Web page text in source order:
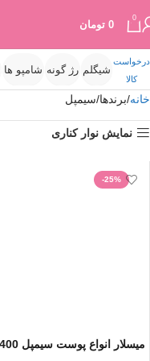
0
0 تومان
درخواست
کالا
شیگلم رژ گونه شامپو ها
خانه برندها سیمپل
نمایش نوار کناری
-25%
میسلار انواع پوست سیمپل 400 میل